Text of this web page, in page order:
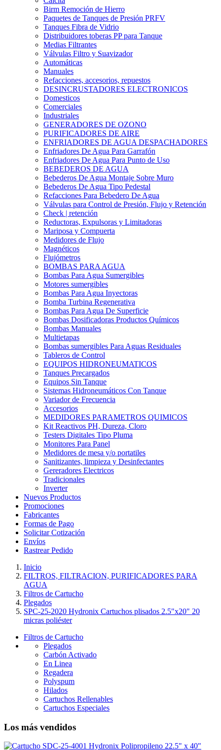
Birm Remoción de Hierro
Paquetes de Tanques de Presión PRFV
Tanques Fibra de Vidrio
Distribuidores toberas PP para Tanque
Medias Filtrantes
Válvulas Filtro y Suavizador
Automáticas
Manuales
Refacciones, accesorios, repuestos
DESINCRUSTADORES ELECTRONICOS
Domesticos
Comerciales
Industriales
GENERADORES DE OZONO
PURIFICADORES DE AIRE
ENFRIADORES DE AGUA DESPACHADORES
Enfriadores De Agua Para Garrafón
Enfriadores De Agua Para Punto de Uso
BEBEDEROS DE AGUA
Bebederos De Agua Montaje Sobre Muro
Bebederos De Agua Tipo Pedestal
Refacciones Para Bebedero De Agua
Válvulas para Control de Presión, Flujo y Retención
Check | retención
Reductoras, Expulsoras y Limitadoras
Mariposa y Compuerta
Medidores de Flujo
Magnéticos
Flujómetros
BOMBAS PARA AGUA
Bombas Para Agua Sumergibles
Motores sumergibles
Bombas Para Agua Inyectoras
Bomba Turbina Regenerativa
Bombas Para Agua De Superficie
Bombas Dosificadoras Productos Químicos
Bombas Manuales
Multietapas
Bombas sumergibles Para Aguas Residuales
Tableros de Control
EQUIPOS HIDRONEUMATICOS
Tanques Precargados
Equipos Sin Tanque
Sistemas Hidroneumáticos Con Tanque
Variador de Frecuencia
Accesorios
MEDIDORES PARAMETROS QUIMICOS
Kit Reactivos PH, Dureza, Cloro
Testers Digitales Tipo Pluma
Monitores Para Panel
Medidores de mesa y/o portatiles
Sanitizantes, limpieza y Desinfectantes
Gereradores Electricos
Tradicionales
Inverter
Nuevos Productos
Promociones
Fabricantes
Formas de Pago
Solicitar Cotización
Envíos
Rastrear Pedido
Inicio
FILTROS, FILTRACION, PURIFICADORES PARA
AGUA
Filtros de Cartucho
Plegados
SPC-25-2020 Hydronix Cartuchos plisados 2.5"x20" 20
micras poliéster
Filtros de Cartucho
Plegados
Carbón Activado
En Linea
Regadera
Polyspum
Hilados
Cartuchos Rellenables
Cartuchos Especiales
Los más vendidos